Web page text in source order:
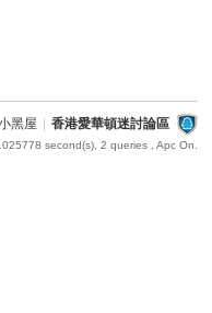
黑屋 香港愛華頓迷討論區
second(s), 2 queries , Apc On.